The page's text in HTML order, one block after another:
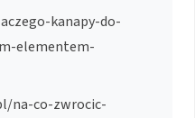
kanapy-do-
elementem-
na-co-zwrocic-